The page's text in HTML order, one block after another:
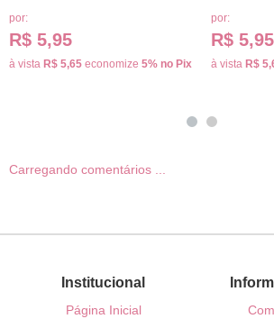
por:
R$ 5,95
à vista R$ 5,65 economize 5% no Pix
por:
R$ 5,95
à vista R$
Carregando comentários ...
Institucional
Página Inicial